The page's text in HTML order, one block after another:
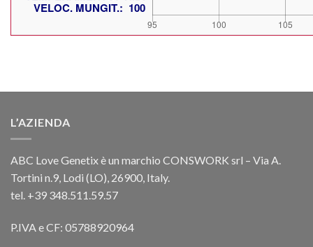
L’AZIENDA
ABC Love Genetix è un marchio CONSWORK srl – Via A.
Tortini n.9, Lodi (LO), 26900, Italy.
tel. +39 348.511.59.57
P.IVA e CF: 05788920964